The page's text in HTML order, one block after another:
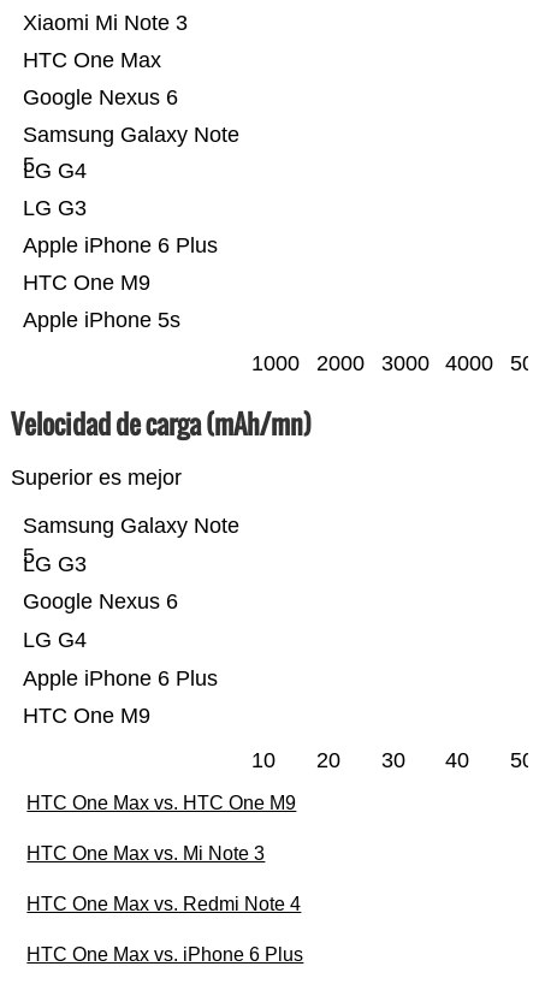
Apple iPhone 5s
HTC One M9
Apple iPhone 6 Plus
LG G3
LG G4
Samsung Galaxy Note
5
Google Nexus 6
HTC One Max
Xiaomi Mi Note 3
1000 2000 3000 4000
Velocidad de carga (mAh/mn)
Superior es mejor
HTC One M9
Apple iPhone 6 Plus
LG G4
Google Nexus 6
LG G3
Samsung Galaxy Note
5
10 20 30 40 50
HTC One Max vs. HTC One M9
HTC One Max vs. Mi Note 3
HTC One Max vs. Redmi Note 4
HTC One Max vs. iPhone 6 Plus